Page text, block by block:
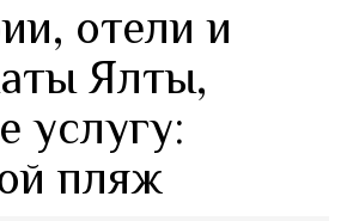
отели и
Ялты,
услугу:
пляж